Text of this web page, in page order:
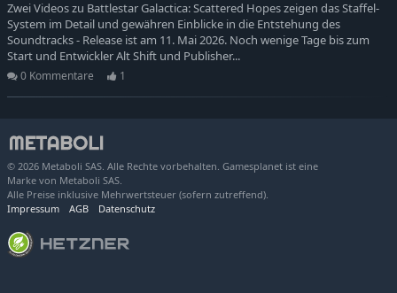
Zwei Videos zu Battlestar Galactica: Scattered Hopes zeigen das Staffel-
System im Detail und gewähren Einblicke in die Entstehung des
Soundtracks - Release ist am 11. Mai 2026. Noch wenige Tage bis zum
Start und Entwickler Alt Shift und Publisher...
0 Kommentare 1
© 2026 Metaboli SAS. Alle Rechte vorbehalten. Gamesplanet ist eine
Marke von Metaboli SAS.
Alle Preise inklusive Mehrwertsteuer (sofern zutreffend).
Impressum
AGB Datenschutz